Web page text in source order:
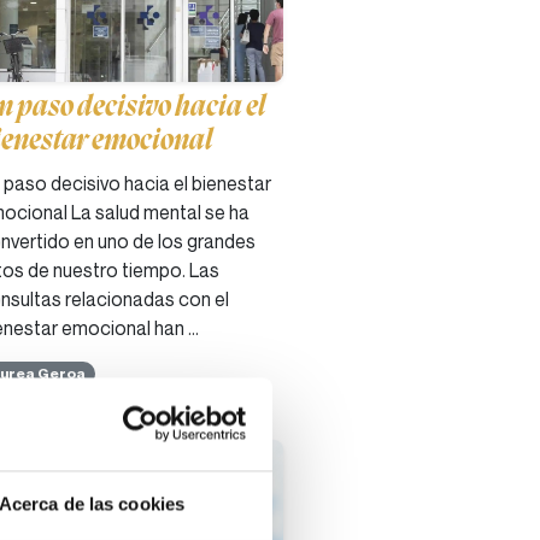
Acerca de las cookies
paso decisivo hacia el
emocional
paso decisivo hacia el bienestar
La salud mental se ha
en uno de los grandes
de nuestro tiempo. Las
relacionadas con el
emocional han …
Geroa